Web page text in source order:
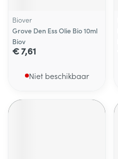
Biover
Grove Den Ess Olie Bio 10ml
Biov
€ 7,61
Niet beschikbaar